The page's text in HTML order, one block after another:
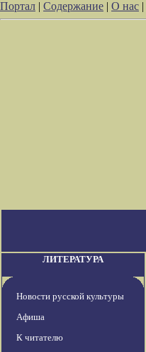
Портал | Содержание | О нас |
ЛИТЕРАТУРА
Новости русской культуры
Афиша
К читателю